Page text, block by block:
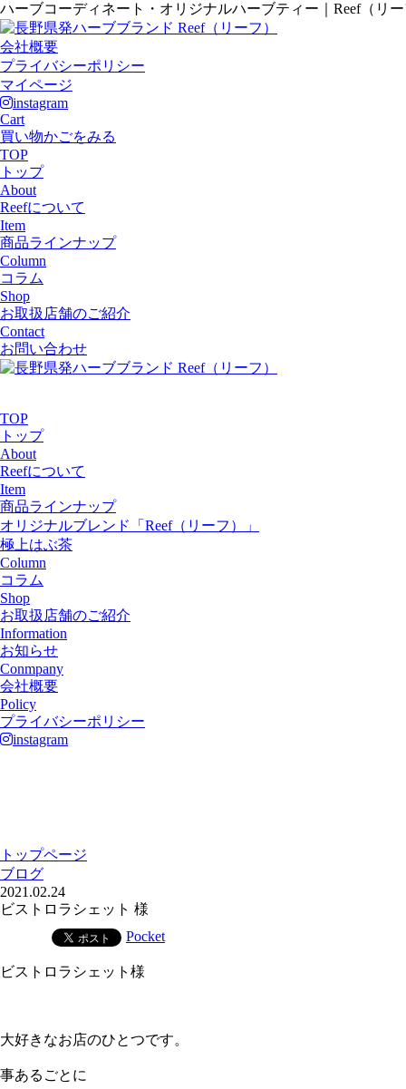
ハーブコーディネート・オリジナルハーブティー｜Reef（リ
会社概要
プライバシーポリシー
マイページ
instagram
Cart
買い物かごをみる
TOP
トップ
About
Reefについて
Item
商品ラインナップ
Column
コラム
Shop
お取扱店舗のご紹介
Contact
お問い合わせ
TOP
トップ
About
Reefについて
Item
商品ラインナップ
オリジナルブレンド「Reef（リーフ）」
極上はぶ茶
Column
コラム
Shop
お取扱店舗のご紹介
Information
お知らせ
Conmpany
会社概要
Policy
プライバシーポリシー
instagram
トップページ
ブログ
2021.02.24
ビストロラシェット 様
Pocket
ビストロラシェット様
大好きなお店のひとつです。
事あるごとに